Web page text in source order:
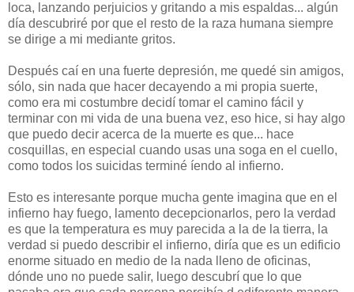
loca, lanzando perjuicios y gritando a mis espaldas... algún
día descubriré por que el resto de la raza humana siempre
se dirige a mi mediante gritos.
Después caí en una fuerte depresión, me quedé sin amigos,
sólo, sin nada que hacer decayendo a mi propia suerte,
como era mi costumbre decidí tomar el camino fácil y
terminar con mi vida de una buena vez, eso hice, si hay algo
que puedo decir acerca de la muerte es que... hace
cosquillas, en especial cuando usas una soga en el cuello,
como todos los suicidas terminé íendo al infierno.
Esto es interesante porque mucha gente imagina que en el
infierno hay fuego, lamento decepcionarlos, pero la verdad
es que la temperatura es muy parecida a la de la tierra, la
verdad si puedo describir el infierno, diría que es un edificio
enorme situado en medio de la nada lleno de oficinas,
dónde uno no puede salir, luego descubrí que lo que